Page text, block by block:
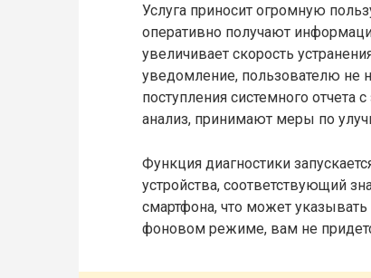
Услуга приносит огромную
оперативно получают
увеличивает скорость
уведомление, пользователю не
поступления системного отчета
анализ, принимают меры по
Функция диагностики
устройства, соответствующий
смартфона, что может
фоновом режиме, вам не